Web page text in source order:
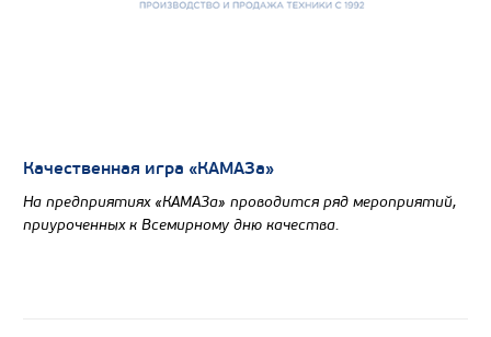
Качественная игра «КАМАЗа»
На предприятиях «КАМАЗа» проводится ряд мероприятий,
приуроченных к Всемирному дню качества.